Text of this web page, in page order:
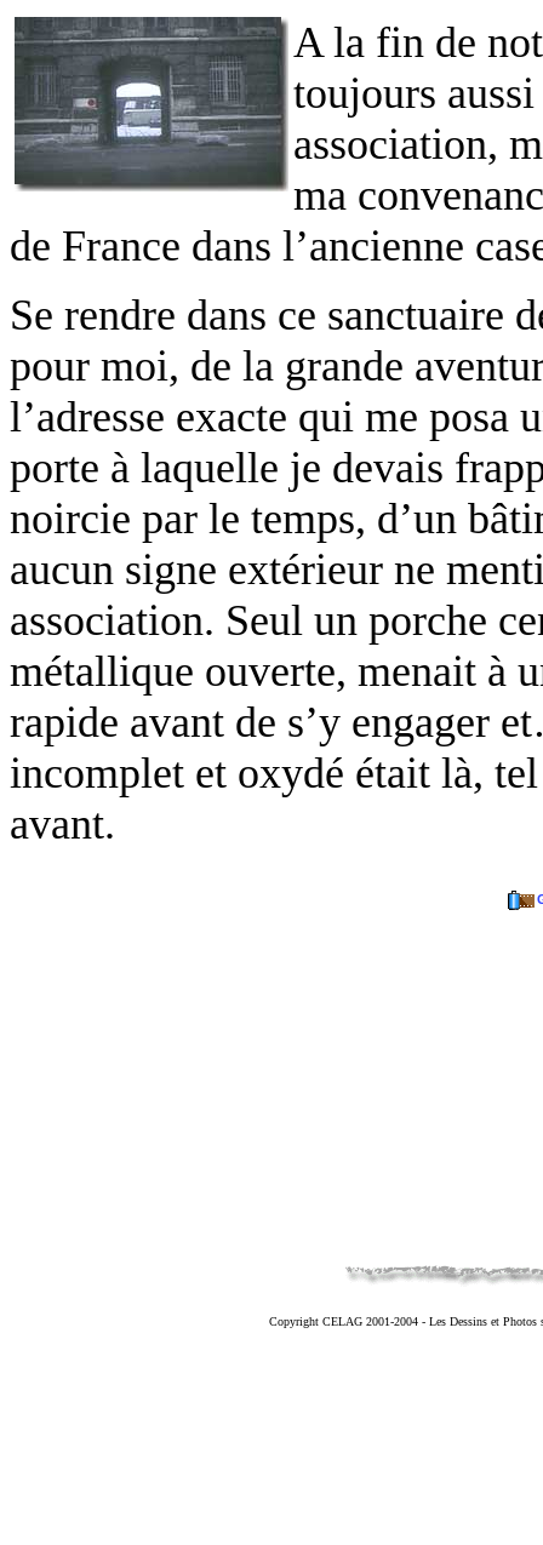
A la fin de
toujours
association,
ma
de France dans l’ancienne
Se rendre dans ce sanctuaire
pour moi, de la grande
l’adresse exacte qui me
porte à laquelle je devais
noircie par le temps, d’un
aucun signe extérieur ne
association. Seul un porche
métallique ouverte, menait à
rapide avant de s’y engager
incomplet et oxydé était là,
avant.
Copyright CELAG 2001-2004 - Les Dessins et Photos